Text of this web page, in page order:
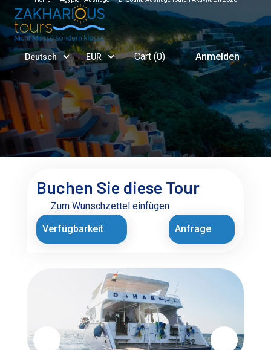
Deutsch EUR Cart (0) Anmelden
Buchen Sie diese Tour
Zum Wunschzettel einfügen
Verfügbarkeit
Anfrage